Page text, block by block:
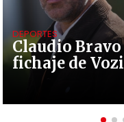
Claudio
fichaje de
DEPORTES